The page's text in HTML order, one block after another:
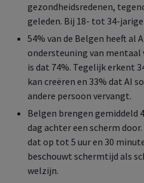
gezondheidsredenen,
geleden. Bij 18- tot 34-
54% van de Belgen heeft al
ondersteuning van
is dat 74%. Tegelijk erkent
kan creëren en 33% dat AI
andere persoon vervangt.
Belgen brengen gemiddeld
dag achter een scherm
dat op tot 5 uur en 30
beschouwt schermtijd als
welzijn.